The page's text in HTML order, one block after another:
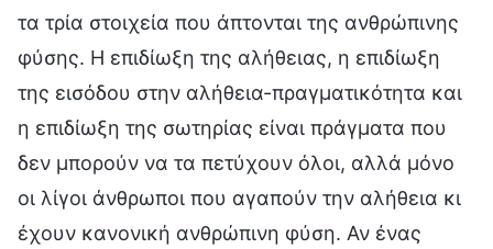
τα τρία στοιχεία που άπτονται της ανθρώπινης
φύσης. Η επιδίωξη της αλήθειας, η επιδίωξη
της εισόδου στην αλήθεια-πραγματικότητα και
η επιδίωξη της σωτηρίας είναι πράγματα που
δεν μπορούν να τα πετύχουν όλοι, αλλά μόνο
οι λίγοι άνθρωποι που αγαπούν την αλήθεια κι
έχουν κανονική ανθρώπινη φύση. Αν ένας